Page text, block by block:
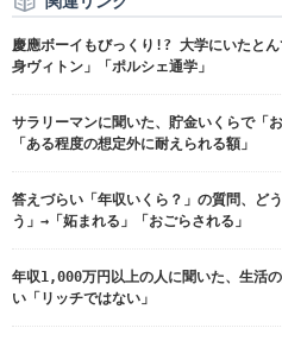
慶應ボーイもびっくり!? 大学にいたと
身ヴィトン」「ポルシェ通学」
サラリーマンに聞いた、貯金いくらで「
「ある程度の想定外に耐えられる額」
答えづらい「年収いくら？」の質問、ど
う」→「妬まれる」「おごらされる」
年収1,000万円以上の人に聞いた、生活
い「リッチではない」